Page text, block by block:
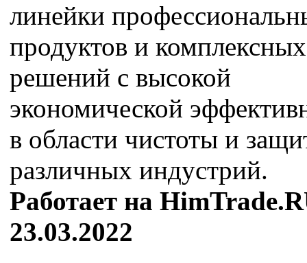
линейки
продуктов и комплексных
решений с высокой
экономической
в области чистоты и
различных индустрий.
Работает на
23.03.2022